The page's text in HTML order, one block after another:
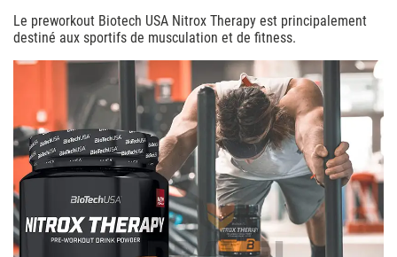
Le preworkout Biotech USA Nitrox Therapy est principalement
destiné aux sportifs de musculation et de fitness.